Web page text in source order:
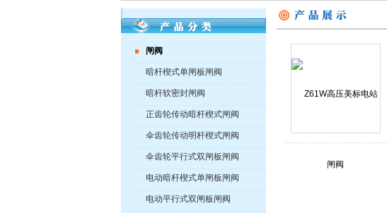
闸阀
暗杆楔式单闸板闸阀
暗杆软密封闸阀
正齿轮传动暗杆楔式闸阀
伞齿轮传动明杆楔式闸阀
伞齿轮平行式双闸板闸阀
电动暗杆楔式单闸板闸阀
电动平行式双闸板闸阀